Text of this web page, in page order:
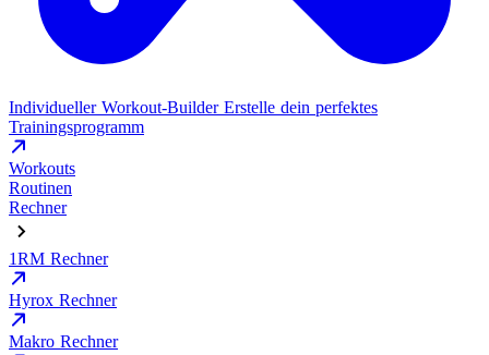
Individueller Workout-Builder Erstelle dein perfektes
Trainingsprogramm
Workouts
Routinen
Rechner
1RM Rechner
Hyrox Rechner
Makro Rechner